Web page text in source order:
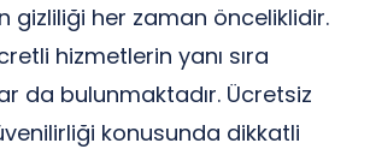
gizliliği her zaman önceliklidir.
hizmetlerin yanı sıra
da bulunmaktadır. Ücretsiz
konusunda dikkatli